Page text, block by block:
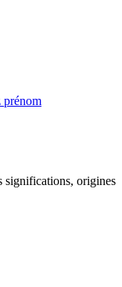
prénom
significations, origines